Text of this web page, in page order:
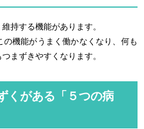
持する機能があります。
の機能がうまく働かなくなり、何も
まずきやすくなります。
くがある「５つの病